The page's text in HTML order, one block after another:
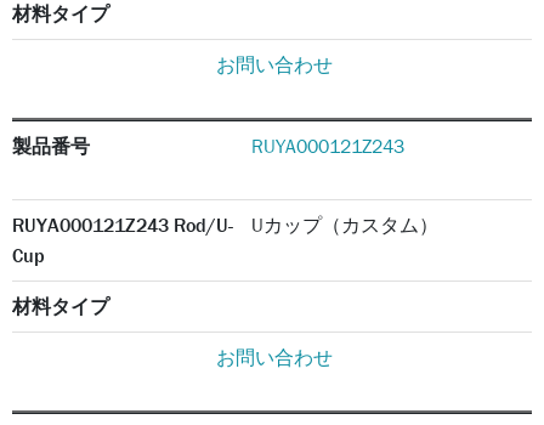
材料タイプ
お問い合わせ
製品番号 RUYA000121Z243
RUYA000121Z243 Rod/U-
Cup
Uカップ（カスタム）
材料タイプ
お問い合わせ